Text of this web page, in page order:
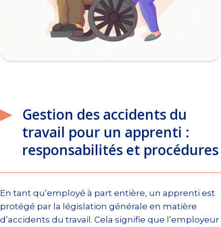
Gestion des accidents du
travail pour un apprenti :
responsabilités et procédures
En tant qu’employé à part entière, un apprenti est
protégé par la législation générale en matière
d’accidents du travail. Cela signifie que l’employeur